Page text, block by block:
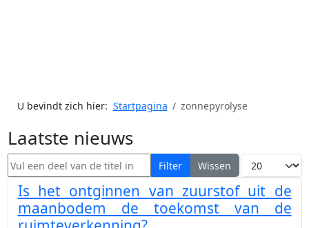
U bevindt zich hier: Startpagina zonnepyrolyse
Laatste nieuws
Vul een deel van de titel in Filter Wissen Toon #
Is het ontginnen van zuurstof uit de
maanbodem de toekomst van de